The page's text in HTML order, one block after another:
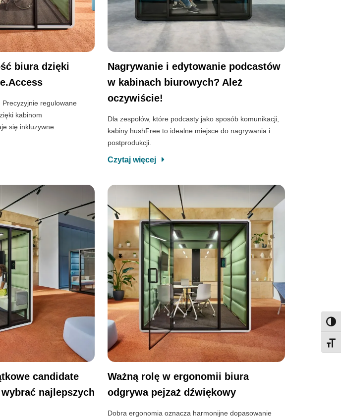
biura dzięki
Precyzyjnie regulowane
kabinom
się inkluzywne.
Nagrywanie i edytowanie podcastów
w kabinach biurowych? Ależ
oczywiście!
Dla zespołów, które podcasty jako sposób komunikacji,
kabiny hushFree to idealne miejsce do nagrywania i
postprodukcji.
Czytaj więcej
candidate
najlepszych
Ważną rolę w ergonomii biura
odgrywa pejzaż dźwiękowy
Dobra ergonomia oznacza harmonijne dopasowanie